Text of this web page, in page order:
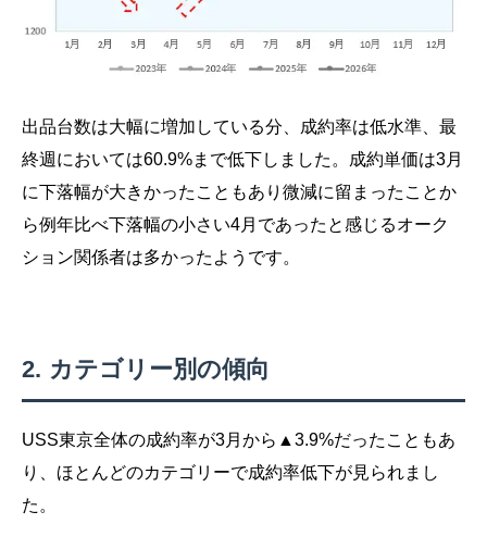
出品台数は大幅に増加している分、成約率は低水準、最
終週においては60.9%まで低下しました。成約単価は3月
に下落幅が大きかったこともあり微減に留まったことか
ら例年比べ下落幅の小さい4月であったと感じるオーク
ション関係者は多かったようです。
カテゴリー別の傾向
USS東京全体の成約率が3月から▲3.9%だったこともあ
り、ほとんどのカテゴリーで成約率低下が見られまし
た。